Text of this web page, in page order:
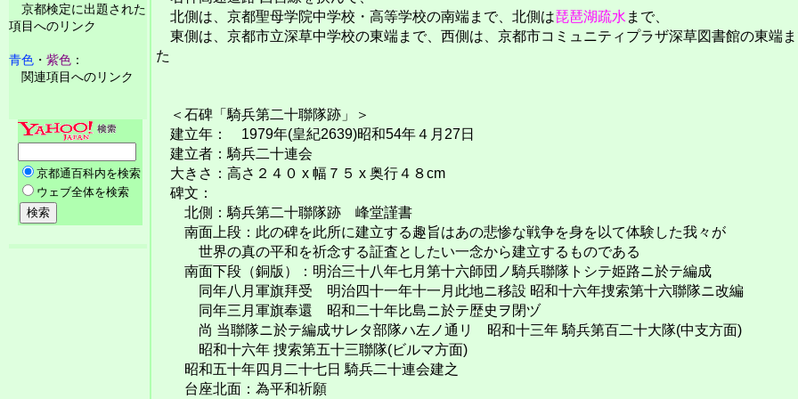
北側は、京都聖母学院中学校・高等学校の南端まで、北側は琵琶湖疏水 まで、
東側は、京都市立深草中学校の東端まで、西側は、京都市コミュニティプラザ深草図書館の東端
た
＜石碑「騎兵第二十聯隊跡」＞
建立年： 1979年(皇紀2639)昭和54年４月27日
建立者：騎兵二十連会
大きさ：高さ２４０ x 幅７５ x 奥行４８cm
碑文：
北側：騎兵第二十聯隊跡 峰堂謹書
南面上段：此の碑を此所に建立する趣旨はあの悲惨な戦争を身を以て体験した我々が
世界の真の平和を祈念する証査としたい一念から建立するものである
南面下段（銅版）：明治三十八年七月第十六師団ノ騎兵聯隊トシテ姫路ニ於テ編成
同年八月軍旗拜受 明治四十一年十一月此地ニ移設 昭和十六年捜索第十六聯隊ニ改編
同年三月軍旗奉還 昭和二十年比島ニ於テ歴史ヲ閉ヅ
尚 当聯隊ニ於テ編成サレタ部隊ハ左ノ通リ 昭和十三年 騎兵第百二十大隊(中支方面)
昭和十六年 捜索第五十三聯隊(ビルマ方面)
昭和五十年四月二十七日 騎兵二十連会建之
台座北面：為平和祈願
京都検定に出題された
項目へのリンク
青色 ・ 紫色 ：
関連項目へのリンク